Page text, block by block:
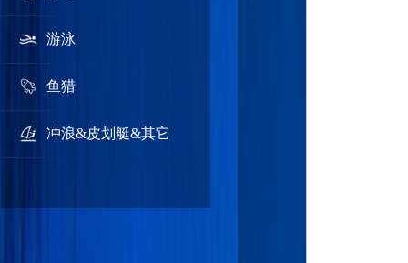
游泳
鱼猎
冲浪&皮划艇&其它